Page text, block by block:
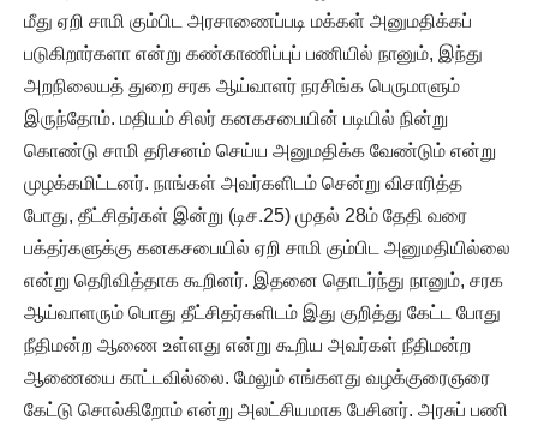
மீது ஏறி சாமி கும்பிட அரசாணைப்படி மக்கள் அனுமதிக்கப்
படுகிறார்களா என்று கண்காணிப்புப் பணியில் நானும், இந்து
அறநிலையத் துறை சரக ஆய்வாளர் நரசிங்க பெருமாளும்
இருந்தோம். மதியம் சிலர் கனகசபையின் படியில் நின்று
கொண்டு சாமி தரிசனம் செய்ய அனுமதிக்க வேண்டும் என்று
முழக்கமிட்டனர். நாங்கள் அவர்களிடம் சென்று விசாரித்த
போது, தீட்சிதர்கள் இன்று (டிச.25) முதல் 28ம் தேதி வரை
பக்தர்களுக்கு கனகசபையில் ஏறி சாமி கும்பிட அனுமதியில்லை
என்று தெரிவித்தாக கூறினர். இதனை தொடர்ந்து நானும், சரக
ஆய்வாளரும் பொது தீட்சிதர்களிடம் இது குறித்து கேட்ட போது
நீதிமன்ற ஆணை உள்ளது என்று கூறிய அவர்கள் நீதிமன்ற
ஆணையை காட்டவில்லை. மேலும் எங்களது வழக்குரைஞரை
கேட்டு சொல்கிறோம் என்று அலட்சியமாக பேசினர். அரசுப் பணி